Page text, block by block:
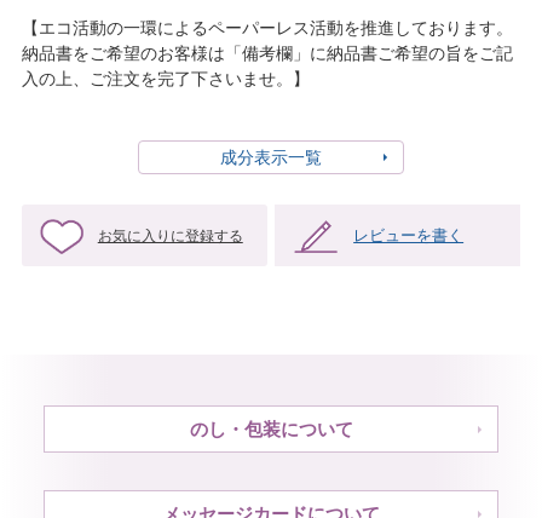
【エコ活動の一環によるペーパーレス活動を推進しております。
納品書をご希望のお客様は「備考欄」に納品書ご希望の旨をご記
入の上、ご注文を完了下さいませ。】
成分表示一覧
お気に入りに登録する レビューを書く
のし・包装について
メッセージカードについて